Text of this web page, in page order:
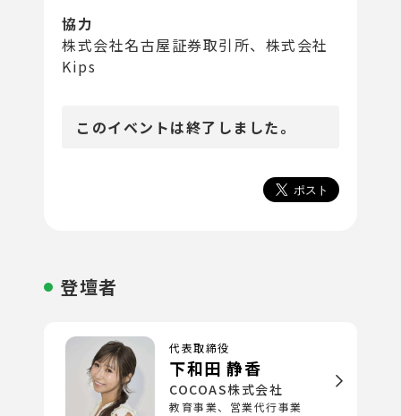
協力
株式会社名古屋証券取引所、株式会社
Kips
このイベントは終了しました。
登壇者
代表取締役
下和田 静香
COCOAS株式会社
教育事業、営業代行事業